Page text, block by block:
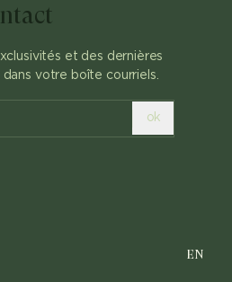
et des dernières
votre boîte courriels.
ok
EN